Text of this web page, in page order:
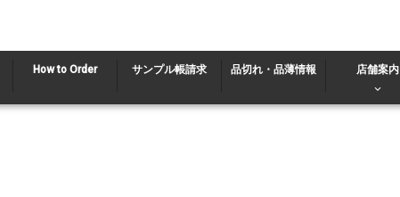
How to Order サンプル帳請求 品切れ・品薄情報 店舗案内